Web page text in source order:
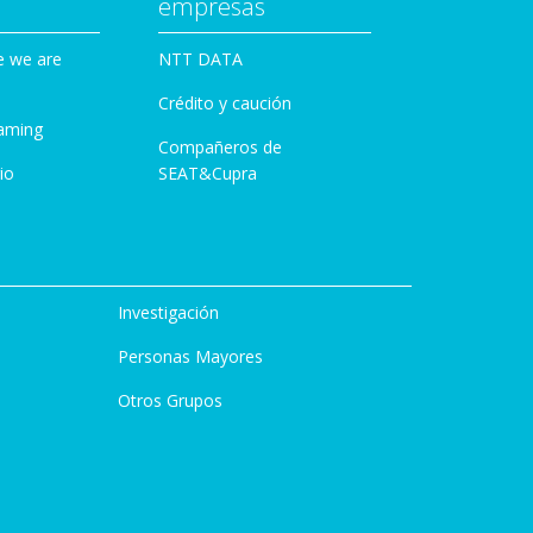
we are
empresas
NTT DATA
Crédito y caución
Compañeros de
SEAT&Cupra
Investigación
Personas Mayores
Otros Grupos